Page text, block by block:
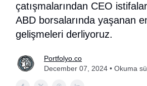
çatışmalarından CEO
ABD borsalarında yaşanan
gelişmeleri derliyoruz.
Portfolyo.co
December 07, 2024 • Okuma